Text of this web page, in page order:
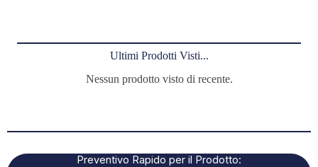
Ultimi Prodotti Visti...
Nessun prodotto visto di recente.
Preventivo Rapido per il Prodotto: